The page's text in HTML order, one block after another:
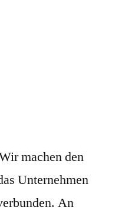
machen den
Unternehmen
An